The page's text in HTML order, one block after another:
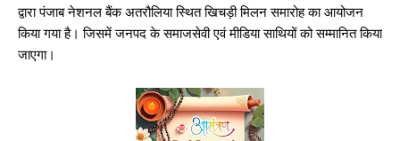
द्वारा पंजाब नेशनल बैंक अतरौलिया स्थित खिचड़ी मिलन समारोह का आयोजन
किया गया है। जिसमें जनपद के समाजसेवी एवं मीडिया साथियों को सम्मानित किया
जाएगा।